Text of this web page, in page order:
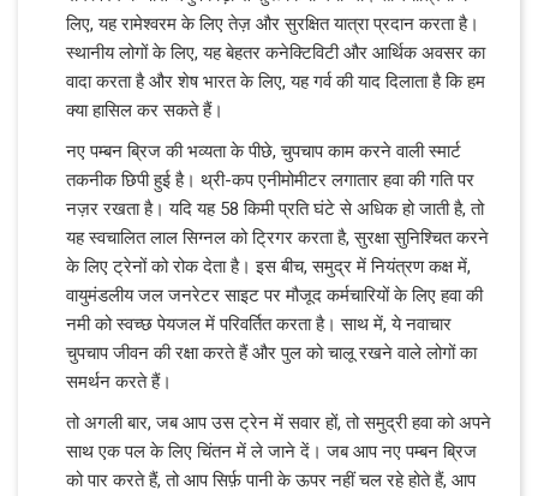
लिए, यह रामेश्वरम के लिए तेज़ और सुरक्षित यात्रा प्रदान करता है।
स्थानीय लोगों के लिए, यह बेहतर कनेक्टिविटी और आर्थिक अवसर का
वादा करता है और शेष भारत के लिए, यह गर्व की याद दिलाता है कि हम
क्या हासिल कर सकते हैं।
नए पम्बन ब्रिज की भव्यता के पीछे, चुपचाप काम करने वाली स्मार्ट
तकनीक छिपी हुई है। थ्री-कप एनीमोमीटर लगातार हवा की गति पर
नज़र रखता है। यदि यह 58 किमी प्रति घंटे से अधिक हो जाती है, तो
यह स्वचालित लाल सिग्नल को ट्रिगर करता है, सुरक्षा सुनिश्चित करने
के लिए ट्रेनों को रोक देता है। इस बीच, समुद्र में नियंत्रण कक्ष में,
वायुमंडलीय जल जनरेटर साइट पर मौजूद कर्मचारियों के लिए हवा की
नमी को स्वच्छ पेयजल में परिवर्तित करता है। साथ में, ये नवाचार
चुपचाप जीवन की रक्षा करते हैं और पुल को चालू रखने वाले लोगों का
समर्थन करते हैं।
तो अगली बार, जब आप उस ट्रेन में सवार हों, तो समुद्री हवा को अपने
साथ एक पल के लिए चिंतन में ले जाने दें। जब आप नए पम्बन ब्रिज
को पार करते हैं, तो आप सिर्फ़ पानी के ऊपर नहीं चल रहे होते हैं, आप